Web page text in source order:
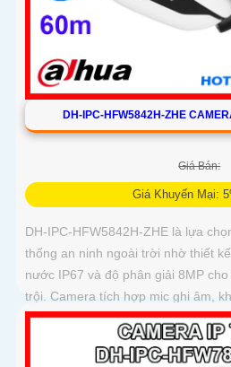
DH-IPC-HFW5842H-ZHE
Giá Bán:
Giá Khuyến Mại:
DH-IPC-HFW5842H-ZHE là lựa
thống an ninh ngoài trời nhờ thiết
nước IP67 và độ phân giải 8MP
trội. Camera tích hợp mic ghi âm,
1TB, hồng ngoại tầm xa 60m và
dàng, tiết kiệm chi phí